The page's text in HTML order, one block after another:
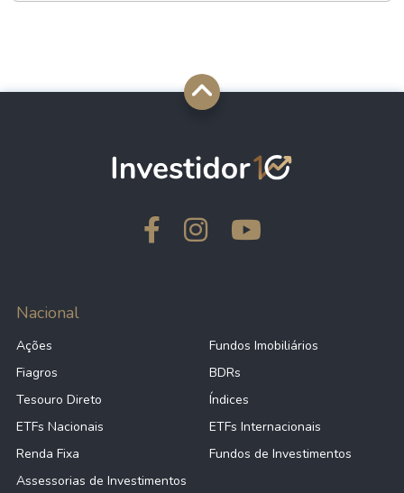
Nacional
Ações
Fundos Imobiliários
Fiagros
BDRs
Tesouro Direto
Índices
ETFs Nacionais
ETFs Internacionais
Renda Fixa
Fundos de Investimentos
Assessorias de Investimentos